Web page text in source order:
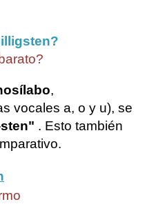
,
vocales a, o y u), se
sten" . Esto también